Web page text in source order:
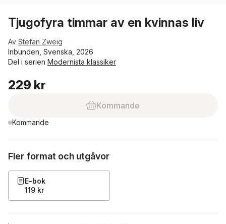
Tjugofyra timmar av en kvinnas liv
Av Stefan Zweig
Inbunden, Svenska, 2026
Del i serien Modernista klassiker
229 kr
Kommande
Kommande
Fler format och utgåvor
E-bok
119 kr